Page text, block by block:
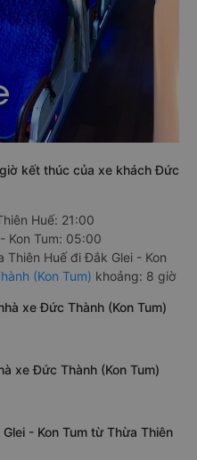
kết thúc của xe khách Đức
Huế: 21:00
Kon Tum: 05:00
Huế đi Đắk Glei - Kon
(Kon Tum) khoảng: 8 giờ
xe Đức Thành (Kon Tum)
xe Đức Thành (Kon Tum)
- Kon Tum từ Thừa Thiên